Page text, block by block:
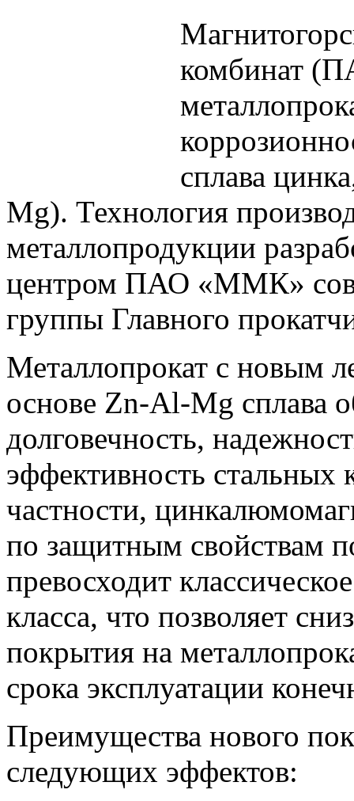
комбинат
сплава
Mg). Технология
металлопродукции
центром ПАО «ММК»
группы Главного
Металлопрокат с новым
основе Zn-Al-Mg сплава
долговечность,
эффективность стальных
частности,
по защитным свойствам
превосходит
класса, что позволяет
покрытия на
срока эксплуатации
Преимущества нового
следующих эффектов: